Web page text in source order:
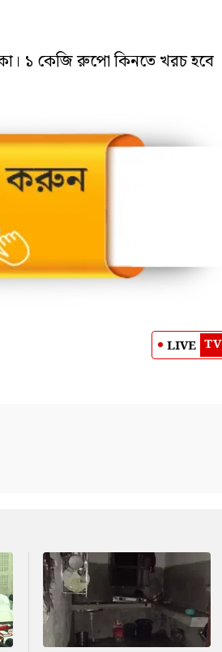
১ কেজি রুপো কিনতে খরচ হবে
LIVE TV